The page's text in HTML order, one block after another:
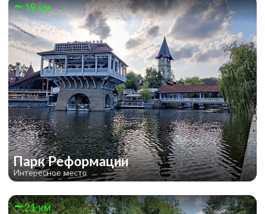
19 км
Парк Реформации
Интересное место
21 км